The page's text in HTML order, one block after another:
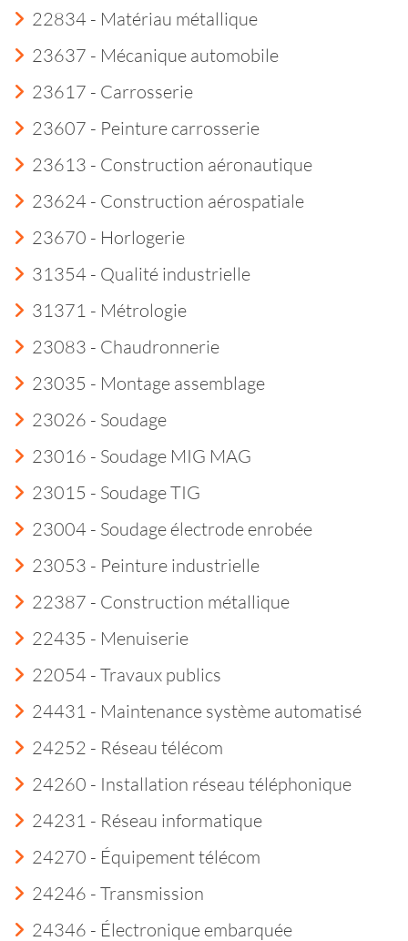
22834 - Matériau métallique
23637 - Mécanique automobile
23617 - Carrosserie
23607 - Peinture carrosserie
23613 - Construction aéronautique
23624 - Construction aérospatiale
23670 - Horlogerie
31354 - Qualité industrielle
31371 - Métrologie
23083 - Chaudronnerie
23035 - Montage assemblage
23026 - Soudage
23016 - Soudage MIG MAG
23015 - Soudage TIG
23004 - Soudage électrode enrobée
23053 - Peinture industrielle
22387 - Construction métallique
22435 - Menuiserie
22054 - Travaux publics
24431 - Maintenance système automatisé
24252 - Réseau télécom
24260 - Installation réseau téléphonique
24231 - Réseau informatique
24270 - Équipement télécom
24246 - Transmission
24346 - Électronique embarquée